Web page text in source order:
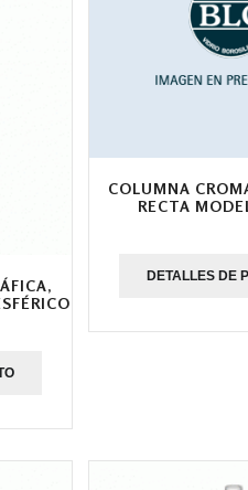
COLUMNA
RECTA
DETALLES DE